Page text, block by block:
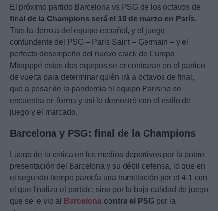
El próximo partido Barcelona vs PSG de los octavos de
final de la Champions será el 10 de marzo en París.
Tras la derrota del equipo español, y el juego
contundente del PSG – Paris Saint – Germain – y el
perfecto desempeño del nuevo crack de Europa
Mbapppé estos dos equipos se encontrarán en el partido
de vuelta para determinar quién irá a octavos de final,
que a pesar de la pandemia el equipo Parisino se
encuentra en forma y así lo demostró con el estilo de
juego y el marcado.
Barcelona y PSG: final de la Champions
Luego de la crítica en los medios deportivos por la pobre
presentación del Barcelona y su débil defensa, lo que en
el segundo tiempo parecía una humillación por el 4-1 con
el que finaliza el partido; sino por la baja calidad de juego
que se le vio al
Barcelona contra el PSG por la